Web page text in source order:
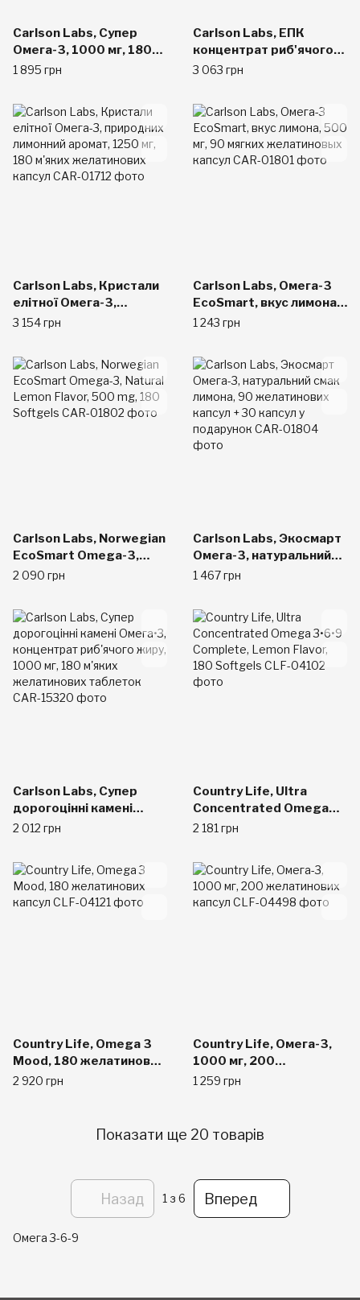
Carlson Labs, Супер
Омега-3, 1000 мг, 180
гельових капсул
1 895 грн
Carlson Labs, ЕПК
концентрат риб'ячого
жиру, 1000 мг, 120
3 063 грн
Carlson Labs, Кристали
елітної Омега-3,
природних лимонний
м'яких желатинових
капсул
3 154 грн
Carlson Labs, Омега-3
EcoSmart, вкус лимона,
500 мг, 90 мягких
1 243 грн
Carlson Labs, Norwegian
EcoSmart Omega-3,
Natural Lemon Flavor,
2 090 грн
Carlson Labs, Экосмарт
Омега-3, натуральний
смак лимона, 90
30 капсул у подарунок
1 467 грн
Carlson Labs, Супер
дорогоцінні камені
Омега•3, концентрат
мг, 180 м'яких
желатинових таблеток
2 012 грн
Country Life, Ultra
Concentrated Omega
3•6•9 Complete, Lemon
2 181 грн
Country Life, Omega 3
Mood, 180 желатинових
капсул
2 920 грн
Country Life, Омега-3,
1000 мг, 200
желатинових капсул
1 259 грн
Показати ще 20 товарів
Назад 1 з 6 Вперед
Омега 3-6-9